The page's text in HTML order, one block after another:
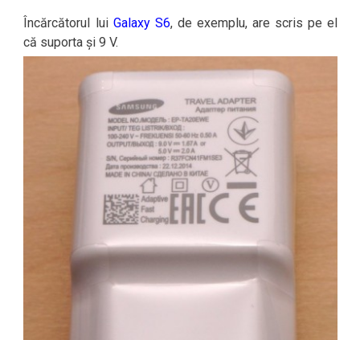
Încărcătorul lui Galaxy S6, de exemplu, are scris pe el
că suporta și 9 V.